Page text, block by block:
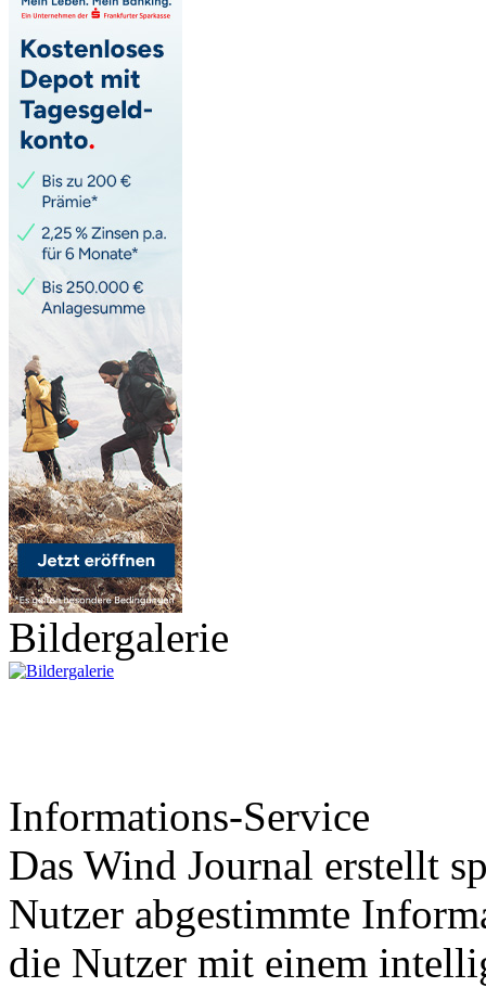
Bildergalerie
Informations-Service
Das Wind Journal erstellt
Nutzer abgestimmte
die Nutzer mit einem